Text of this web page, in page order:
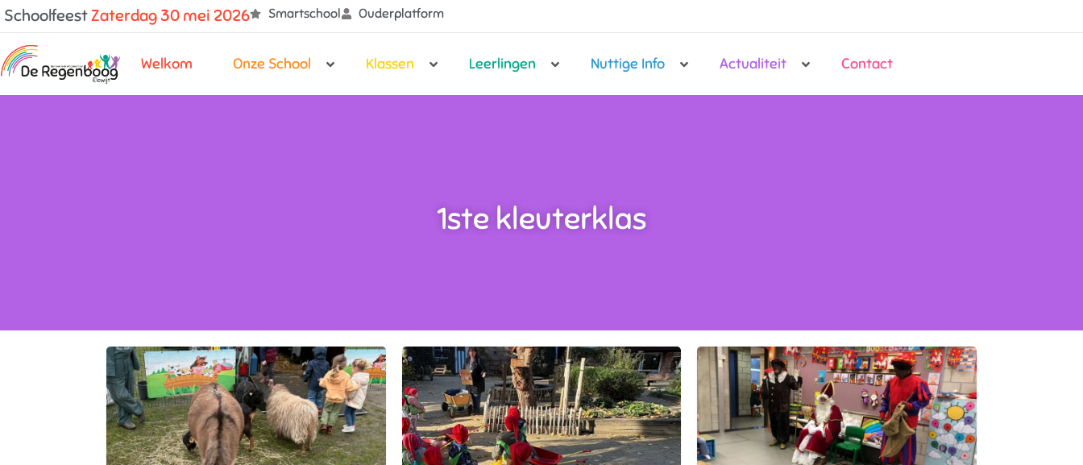
SchoolfeestZaterdag30 mei 2026 Smartschool Ouderplatform
Welkom Onze School Klassen Leerlingen Nuttige Info Actualiteit Contact
1ste kleuterklas